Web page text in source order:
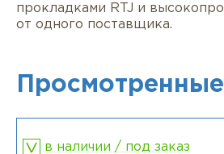
прокладками RTJ и
от одного поставщика.
в наличии / под заказ